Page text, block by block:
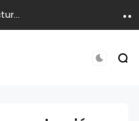
Ejército de Colombia usará visores nocturnos en atención de emergencia desde helicópteros.